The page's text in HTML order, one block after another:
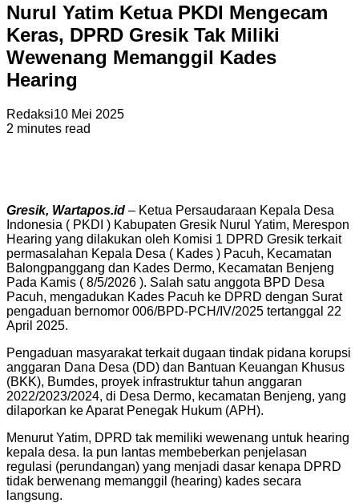
Nurul Yatim Ketua PKDI Mengecam
Keras, DPRD Gresik Tak Miliki
Wewenang Memanggil Kades
Hearing
Redaksi10 Mei 2025
2 minutes read
Gresik, Wartapos.id – Ketua Persaudaraan Kepala Desa
Indonesia ( PKDI ) Kabupaten Gresik Nurul Yatim, Merespon
Hearing yang dilakukan oleh Komisi 1 DPRD Gresik terkait
permasalahan Kepala Desa ( Kades ) Pacuh, Kecamatan
Balongpanggang dan Kades Dermo, Kecamatan Benjeng
Pada Kamis ( 8/5/2026 ). Salah satu anggota BPD Desa
Pacuh, mengadukan Kades Pacuh ke DPRD dengan Surat
pengaduan bernomor 006/BPD-PCH/IV/2025 tertanggal 22
April 2025.
Pengaduan masyarakat terkait dugaan tindak pidana korupsi
anggaran Dana Desa (DD) dan Bantuan Keuangan Khusus
(BKK), Bumdes, proyek infrastruktur tahun anggaran
2022/2023/2024, di Desa Dermo, kecamatan Benjeng, yang
dilaporkan ke Aparat Penegak Hukum (APH).
Menurut Yatim, DPRD tak memiliki wewenang untuk hearing
kepala desa. Ia pun lantas membeberkan penjelasan
regulasi (perundangan) yang menjadi dasar kenapa DPRD
tidak berwenang memanggil (hearing) kades secara
langsung.